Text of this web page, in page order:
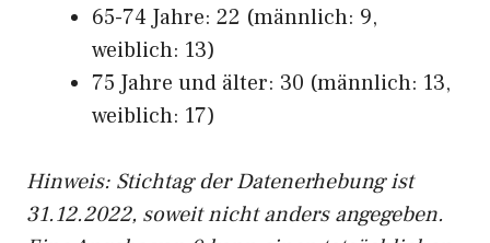
65-74 Jahre: 22 (männlich: 9,
weiblich: 13)
75 Jahre und älter: 30 (männlich: 13,
weiblich: 17)
Hinweis: Stichtag der Datenerhebung ist
31.12.2022, soweit nicht anders angegeben.